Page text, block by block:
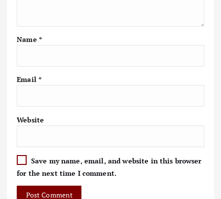
Name *
Email *
Website
Save my name, email, and website in this browser
for the next time I comment.